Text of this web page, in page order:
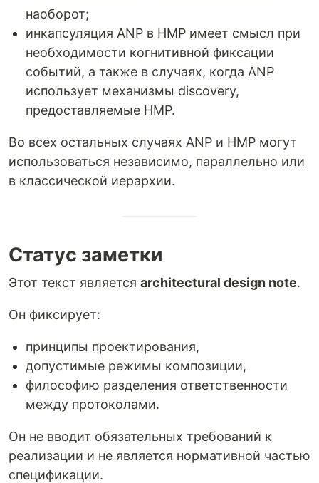
наоборот;
инкапсуляция ANP в HMP имеет смысл при
необходимости когнитивной фиксации
событий, а также в случаях, когда ANP
использует механизмы discovery,
предоставляемые HMP.
Во всех остальных случаях ANP и HMP могут
использоваться независимо, параллельно или
в классической иерархии.
Статус заметки
Этот текст является architectural design note.
Он фиксирует:
принципы проектирования,
допустимые режимы композиции,
философию разделения ответственности
между протоколами.
Он не вводит обязательных требований к
реализации и не является нормативной частью
спецификации.